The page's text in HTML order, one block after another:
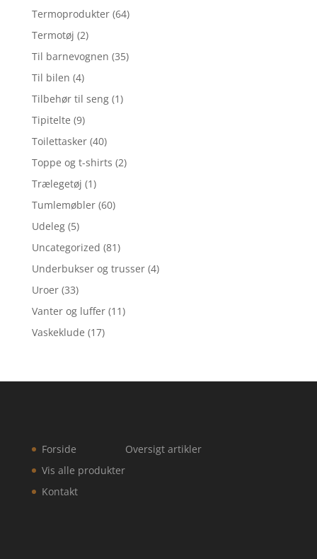
Termoprodukter (64)
Termotøj (2)
Til barnevognen (35)
Til bilen (4)
Tilbehør til seng (1)
Tipitelte (9)
Toilettasker (40)
Toppe og t-shirts (2)
Trælegetøj (1)
Tumlemøbler (60)
Udeleg (5)
Uncategorized (81)
Underbukser og trusser (4)
Uroer (33)
Vanter og luffer (11)
Vaskeklude (17)
Forside
Vis alle produkter
Kontakt
Oversigt artikler